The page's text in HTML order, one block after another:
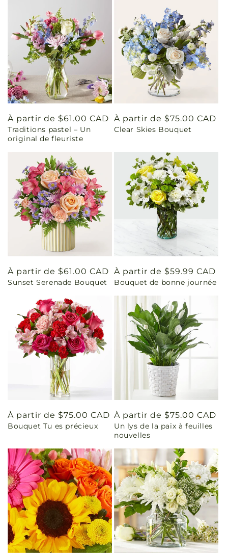
Prix
habituel
À partir de $61.00 CAD
Traditions pastel – Un
original de fleuriste
Prix
habituel
À partir de $75.00 CAD
Clear Skies Bouquet
Prix
habituel
À partir de $61.00 CAD
Sunset Serenade Bouquet
Prix
habituel
À partir de $59.99 CAD
Bouquet de bonne journée
Prix
habituel
À partir de $75.00 CAD
Bouquet Tu es précieux
Prix
habituel
À partir de $75.00 CAD
Un lys de la paix à feuilles
nouvelles